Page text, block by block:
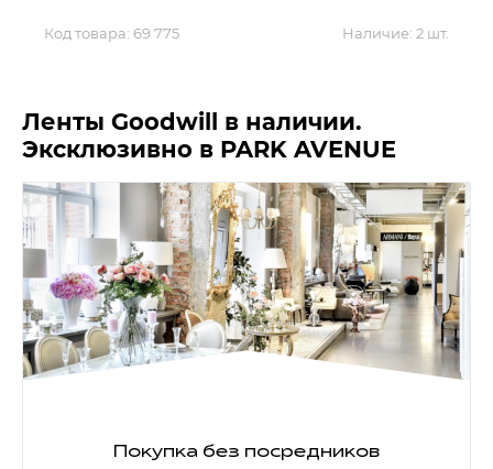
Код товара: 69 775 Наличие: 2 шт.
Ленты Goodwill в наличии.
Эксклюзивно в PARK AVENUE
Покупка без посредников